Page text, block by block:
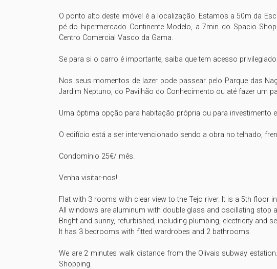
O ponto alto deste imóvel é a localização. Estamos a 50m da
pé do hipermercado Continente Modelo, a 7min do Spacio
Centro Comercial Vasco da Gama.
Se para si o carro é importante, saiba que tem acesso
Nos seus momentos de lazer pode passear pelo Parque das
Jardim Neptuno, do Pavilhão do Conhecimento ou até fazer um
Uma óptima opção para habitação própria ou para
O edifício está a ser intervencionado sendo a obra no telhado,
Condomínio 25€/ mês.
Venha visitar-nos!
Flat with 3 rooms with clear view to the Tejo river. It is a 5th floor
All windows are aluminum with double glass and oscillating stop
Bright and sunny, refurbished, including plumbing, electricity and
It has 3 bedrooms with fitted wardrobes and 2 bathrooms.
We are 2 minutes walk distance from the Olivais subway
Shopping.